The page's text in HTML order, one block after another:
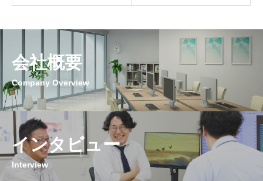
会社概要
Company Overview
インタビュー
Interview